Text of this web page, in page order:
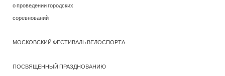
о проведении городских
соревнований
МОСКОВСКИЙ ФЕСТИВАЛЬ ВЕЛОСПОРТА
ПОСВЯЩЕННЫЙ ПРАЗДНОВАНИЮ